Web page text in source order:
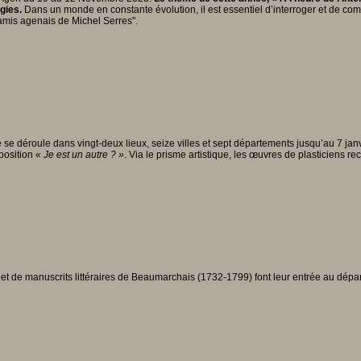
Dans un monde en constante évolution, il est essentiel d’interroger et de
agenais de Michel Serres".
déroule dans vingt-deux lieux, seize villes et sept départements jusqu’au 7
« Je est un autre ? ». Via le prisme artistique, les œuvres de plasticiens
de manuscrits littéraires de Beaumarchais (1732-1799) font leur entrée au